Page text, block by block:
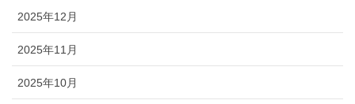
2025年12月
2025年11月
2025年10月